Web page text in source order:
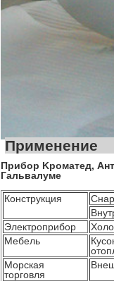
Прибор Kроматед,
Гальвалуме
Конструкция
Электроприбор
Мебель
Морская
торговля